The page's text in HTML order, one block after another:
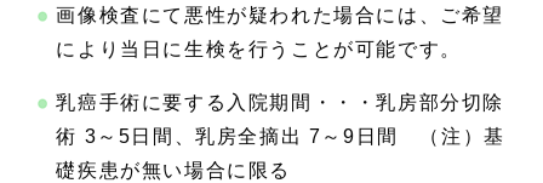
画像検査にて悪性が疑われた場合には、ご希望
により当日に生検を行うことが可能です。
乳癌手術に要する入院期間・・・乳房部分切除
術 3～5日間、乳房全摘出 7～9日間 （注）基
礎疾患が無い場合に限る